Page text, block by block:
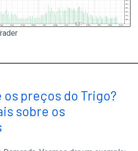
os preços do Trigo?
sobre os